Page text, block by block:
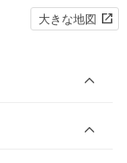
大きな地図